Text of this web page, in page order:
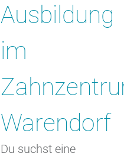
Ausbildung
im
Warendorf
Du suchst eine